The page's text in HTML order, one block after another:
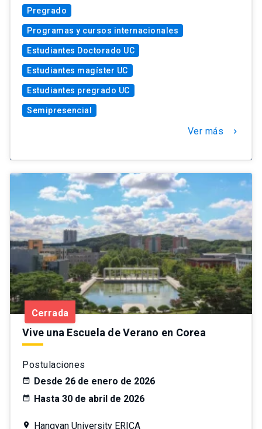
Pregrado
Programas y cursos internacionales
Estudiantes Doctorado UC
Estudiantes magíster UC
Estudiantes pregrado UC
Semipresencial
Ver más chevron_right
Cerrada
Vive una Escuela de Verano en Corea
Postulaciones
Desde 26 de enero de 2026
Hasta 30 de abril de 2026
Hangyan University ERICA